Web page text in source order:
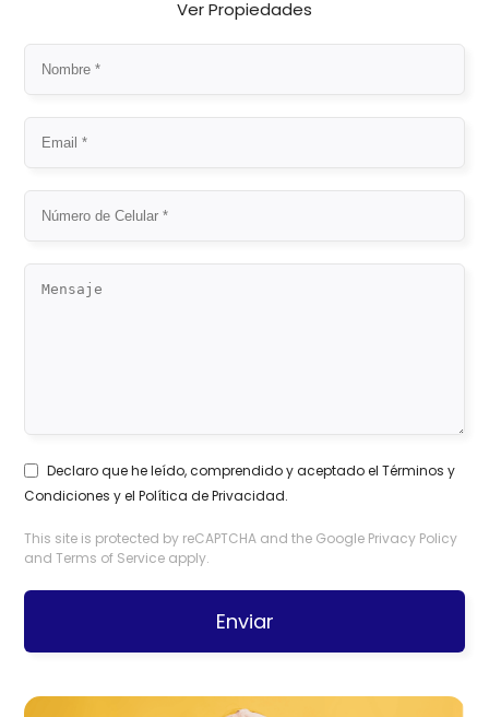
Ver Propiedades
Declaro que he leído, comprendido y aceptado elTérminos y
Condiciones y elPolítica de Privacidad.
This site is protected by reCAPTCHA and the Google Privacy Policy
andTerms of Service apply.
Enviar